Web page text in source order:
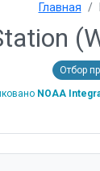
Главная
Отбор
NOAA